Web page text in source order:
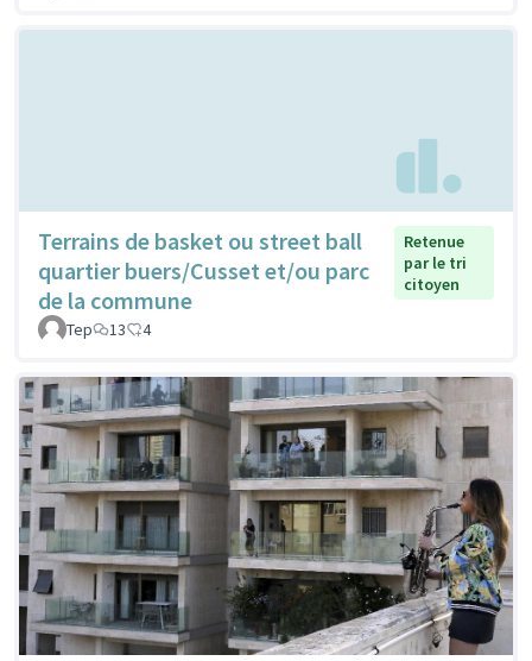
Terrains de basket ou street ball
quartier buers/Cusset et/ou parc
de la commune
Retenue
par le tri
citoyen
Tep 13 4